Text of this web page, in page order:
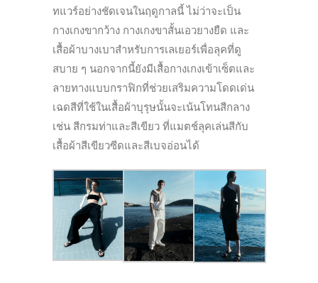
ทแวร์อย่างชัดเจนในฤดูกาลนี้ ไม่ว่าจะเป็น
กางเกงขากว้าง กางเกงขาสั้นเอวยางยืด และ
เสื้อผ้าบางเบาสำหรับการเลเยอร์เพื่อลุคที่ดู
สบาย ๆ นอกจากนี้ยังมีเสื้อกางเกงเข้าเซ็ตและ
ลายทางแบบกราฟิกที่ช่วยเสริมความโดดเด่น
เฉดสีที่ใช้ในเสื้อผ้าบุรุษนั้นจะเน้นโทนสีกลาง
เช่น สีกรมท่าและสีเขียว ที่แมตช์ลุคเล่นสีกับ
เสื้อผ้าสีเขียวซีดและสีเบจอ่อนได้